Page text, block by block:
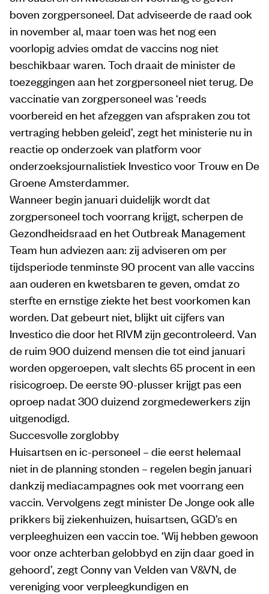
boven zorgpersoneel. Dat adviseerde de raad ook
in november al, maar toen was het nog een
voorlopig advies omdat de vaccins nog niet
beschikbaar waren. Toch draait de minister de
toezeggingen aan het zorgpersoneel niet terug. De
vaccinatie van zorgpersoneel was ‘reeds
voorbereid en het afzeggen van afspraken zou tot
vertraging hebben geleid’, zegt het ministerie nu in
reactie op onderzoek van platform voor
onderzoeksjournalistiek Investico voor Trouw en De
Groene Amsterdammer.
Wanneer begin januari duidelijk wordt dat
zorgpersoneel toch voorrang krijgt, scherpen de
Gezondheidsraad en het Outbreak Management
Team hun adviezen aan: zij adviseren om per
tijdsperiode tenminste 90 procent van alle vaccins
aan ouderen en kwetsbaren te geven, omdat zo
sterfte en ernstige ziekte het best voorkomen kan
worden. Dat gebeurt niet, blijkt uit cijfers van
Investico die door het RIVM zijn gecontroleerd. Van
de ruim 900 duizend mensen die tot eind januari
worden opgeroepen, valt slechts 65 procent in een
risicogroep. De eerste 90-plusser krijgt pas een
oproep nadat 300 duizend zorgmedewerkers zijn
uitgenodigd.
Succesvolle zorglobby
Huisartsen en ic-personeel – die eerst helemaal
niet in de planning stonden – regelen begin januari
dankzij mediacampagnes ook met voorrang een
vaccin. Vervolgens zegt minister De Jonge ook alle
prikkers bij ziekenhuizen, huisartsen, GGD’s en
verpleeghuizen een vaccin toe. ‘Wij hebben gewoon
voor onze achterban gelobbyd en zijn daar goed in
gehoord’, zegt Conny van Velden van V&VN, de
vereniging voor verpleegkundigen en